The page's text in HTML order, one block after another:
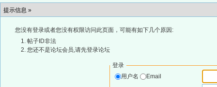
提示信息 »
您没有登录或者您没有权限访问此页面，可能有如下几个原因:
帖子ID非法
您还不是论坛会员,请先登录论坛
登录
用户名
Email